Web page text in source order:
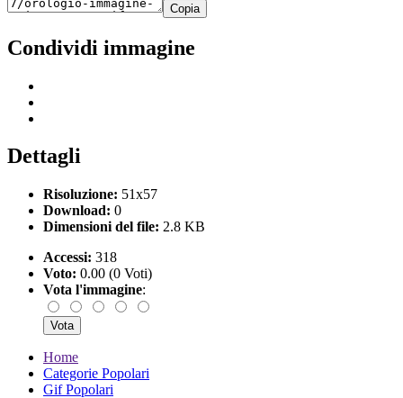
Copia
Condividi immagine
Dettagli
Risoluzione: 51x57
Download: 0
Dimensioni del file: 2.8 KB
Accessi: 318
Voto: 0.00 (0 Voti)
Vota l'immagine:
Home
Categorie Popolari
Gif Popolari